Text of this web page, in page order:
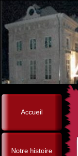
Accueil
Notre histoire